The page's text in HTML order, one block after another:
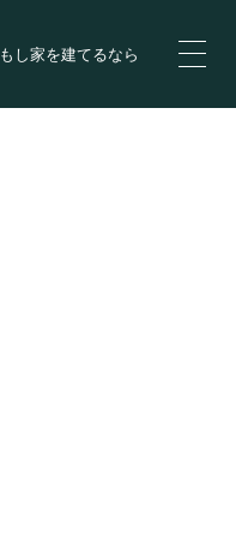
もし家を建てるなら